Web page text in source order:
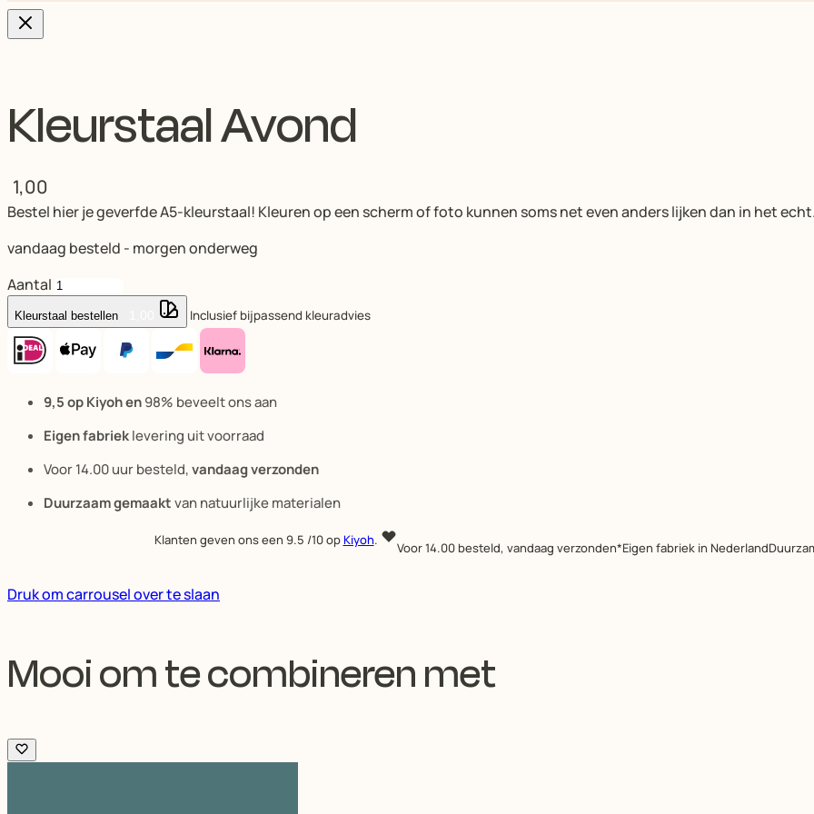
Kleurstaal Avond
1,00
Bestel hier je geverfde A5-kleurstaal! Kleuren op een scherm of foto kunnen soms net even anders lijken dan in het
vandaag besteld - morgen onderweg
Aantal
Kleurstaal bestellen Inclusief bijpassend kleuradvies
9,5 op Kiyoh en98% beveelt ons aan
Eigen fabrieklevering uit voorraad
Voor 14.00 uur besteld,vandaag verzonden
Duurzaam gemaaktvan natuurlijke materialen
Klanten geven ons een 9.5 /10 opKiyoh. Voor 14.00 besteld, vandaag verzonden*Eigen fabriek in Nederland
Druk om carrousel over te slaan
Mooi om te combineren met